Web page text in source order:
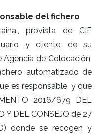
del fichero
provista de CIF
y cliente, de su
de Colocación,
automatizado de
es responsable, y que
2016/679 DEL
Y DEL CONSEJO de 27
donde se recogen y